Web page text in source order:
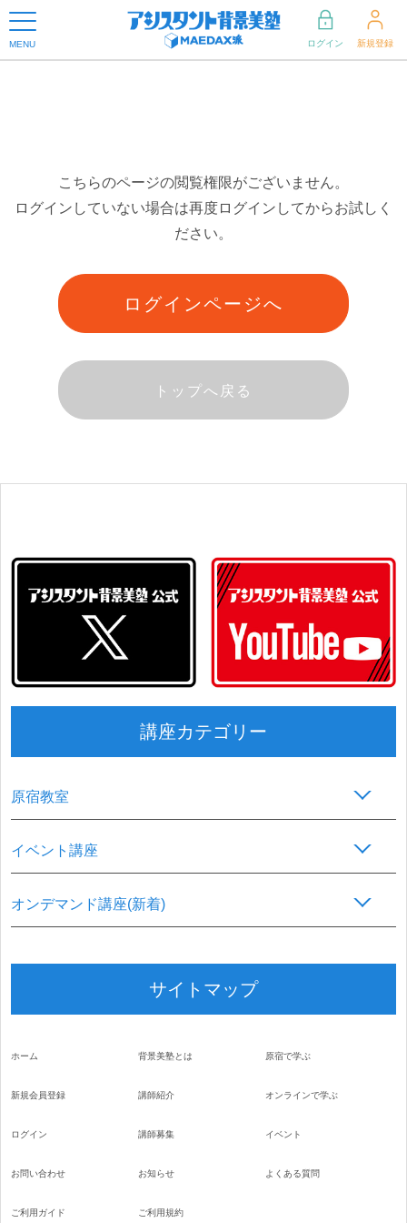
MENU ログイン 新規登録
こちらのページの閲覧権限がございません。
ログインしていない場合は再度ログインしてからお試しく
ださい。
ログインページへ
トップへ戻る
講座カテゴリー
原宿教室
イベント講座
オンデマンド講座(新着)
サイトマップ
ホーム
新規会員登録
ログイン
お問い合わせ
背景美塾とは
講師紹介
講師募集
お知らせ
原宿で学ぶ
オンラインで学ぶ
イベント
よくある質問
ご利用ガイド ご利用規約